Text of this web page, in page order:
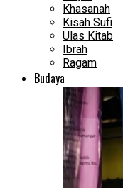
Khasanah
Kisah Sufi
Ulas Kitab
Ibrah
Ragam
Budaya